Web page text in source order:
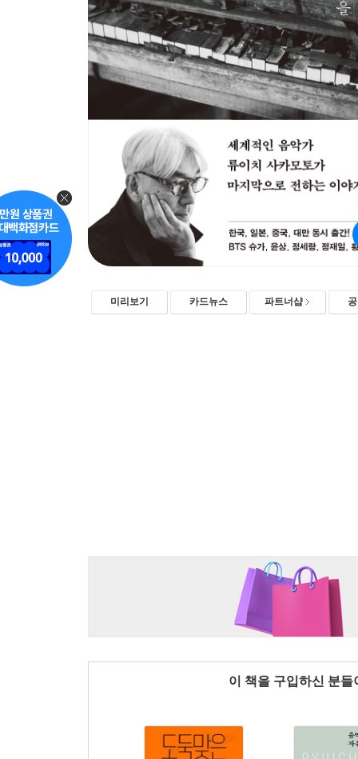
미리보기 카드뉴스 파트너샵
이 책을 구입하신 분